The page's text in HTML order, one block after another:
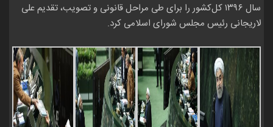
سال ۱۳۹۶ کل‌کشور را برای طی مراحل قانونی و تصویب، تقدیم علی
لاریجانی رئیس مجلس شورای اسلامی کرد.